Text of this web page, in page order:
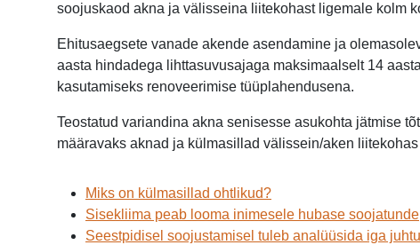
soojuskaod akna ja välisseina liitekohast ligemale kolm
Ehitusaegsete vanade akende asendamine ja
aasta hindadega lihttasuvusajaga maksimaalselt 14
kasutamiseks renoveerimise tüüplahendusena.
Teostatud variandina akna senisesse asukohta jätmise
määravaks aknad ja külmasillad välissein/aken
Miks on külmasillad ohtlikud?
Sisekliima peab looma inimesele hubase soojatunde
Seestpidisel soojustamisel tuleb analüüsida iga